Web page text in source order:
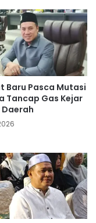
Baru Pasca Mutasi
Tancap Gas Kejar